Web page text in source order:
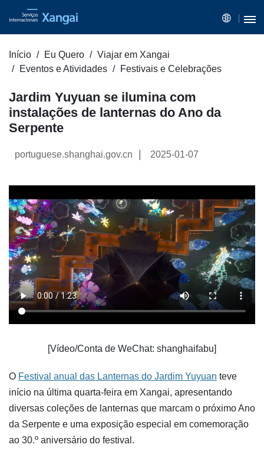
Início Eu Quero
Viajar em Xangai
Eventos e Atividades
Festivais e Celebrações
Jardim Yuyuan se ilumina com
instalações de lanternas do Ano da
Serpente
portuguese.shanghai.gov.cn 2025-01-07
[Vídeo/Conta de WeChat: shanghaifabu]
O Festival anual das Lanternas do Jardim Yuyuan teve
início na última quarta-feira em Xangai, apresentando
diversas coleções de lanternas que marcam o próximo Ano
da Serpente e uma exposição especial em comemoração
ao 30.º aniversário do festival.